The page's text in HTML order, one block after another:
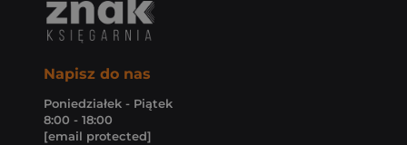
Napisz do nas
Poniedziałek - Piątek
8:00 - 18:00
[email protected]